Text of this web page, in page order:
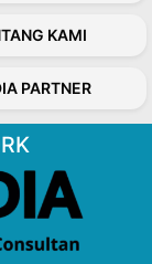
KAMI
PARTNER